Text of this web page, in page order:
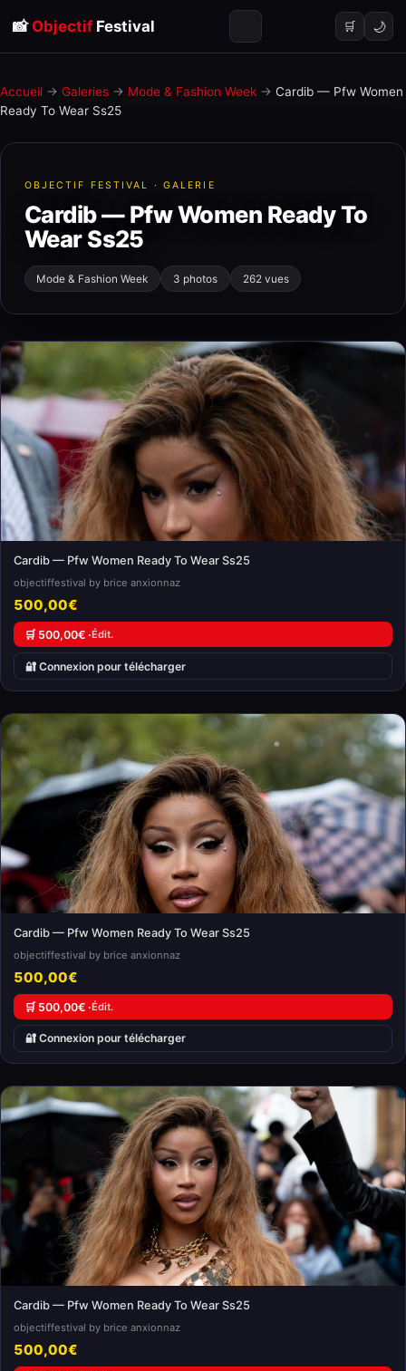
📸 ObjectifFestival 🛒 🌙
Accueil → Galeries → Mode & Fashion Week → Cardib — Pfw Women
Ready To Wear Ss25
OBJECTIF FESTIVAL · GALERIE
Cardib — Pfw Women Ready To
Wear Ss25
Mode & Fashion Week 3 photos 262 vues
Cardib — Pfw Women Ready To Wear Ss25
objectiffestival by brice anxionnaz
500,00€
🛒 500,00€ ·Édit.
🔐 Connexion pour télécharger
Cardib — Pfw Women Ready To Wear Ss25
objectiffestival by brice anxionnaz
500,00€
🛒 500,00€ ·Édit.
🔐 Connexion pour télécharger
Cardib — Pfw Women Ready To Wear Ss25
objectiffestival by brice anxionnaz
500,00€